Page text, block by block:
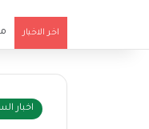
اخر الاخبار
اخبار